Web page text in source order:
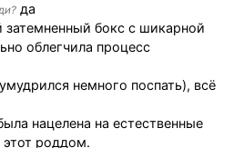
да
затемненный бокс с шикарной
облегчила процесс
немного поспать), всё
нацелена на естественные
роддом.